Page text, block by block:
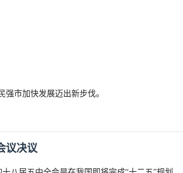
市加快发展迈出新步伐。
议决议